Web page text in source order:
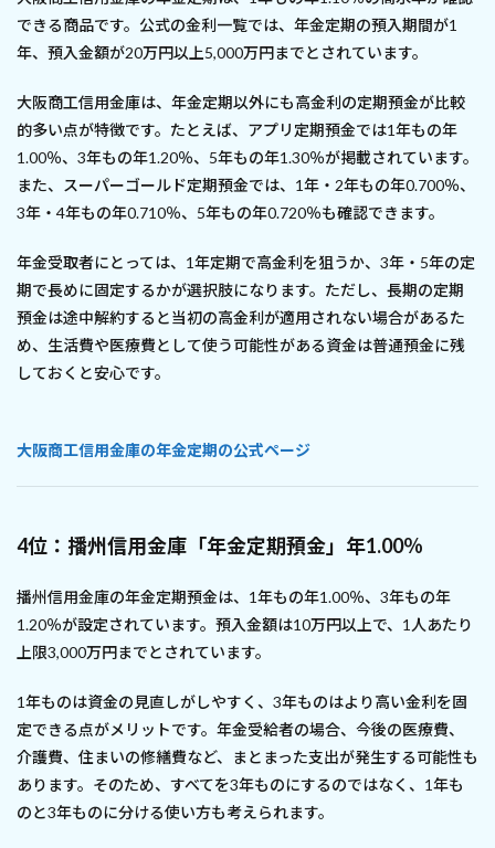
できる商品です。公式の金利一覧では、年金定期の預入期間が1
年、預入金額が20万円以上5,000万円までとされています。
大阪商工信用金庫は、年金定期以外にも高金利の定期預金が比較
的多い点が特徴です。たとえば、アプリ定期預金では1年もの年
1.00％、3年もの年1.20％、5年もの年1.30％が掲載されています。
また、スーパーゴールド定期預金では、1年・2年もの年0.700％、
3年・4年もの年0.710％、5年もの年0.720％も確認できます。
年金受取者にとっては、1年定期で高金利を狙うか、3年・5年の定
期で長めに固定するかが選択肢になります。ただし、長期の定期
預金は途中解約すると当初の高金利が適用されない場合があるた
め、生活費や医療費として使う可能性がある資金は普通預金に残
しておくと安心です。
大阪商工信用金庫の年金定期の公式ページ
4位：播州信用金庫「年金定期預金」年1.00％
播州信用金庫の年金定期預金は、1年もの年1.00％、3年もの年
1.20％が設定されています。預入金額は10万円以上で、1人あたり
上限3,000万円までとされています。
1年ものは資金の見直しがしやすく、3年ものはより高い金利を固
定できる点がメリットです。年金受給者の場合、今後の医療費、
介護費、住まいの修繕費など、まとまった支出が発生する可能性も
あります。そのため、すべてを3年ものにするのではなく、1年も
のと3年ものに分ける使い方も考えられます。